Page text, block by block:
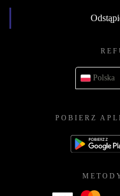
Polska
POBIERZ